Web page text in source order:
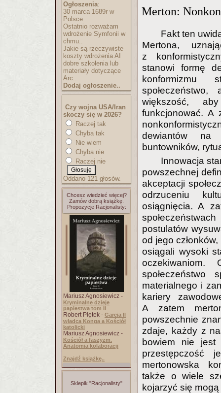
Ogłoszenia:
30 marca 1689r w
Polsce
Ostatnio rozważam
wdrożenie Symfonii w
chmu..
Jakie są rzeczywiste
koszty wdrożenia AI
dobre szkolenia lub
materiały dotyczące
Arc..
Dodaj ogłoszenie..
Czy wojna USA/Iran
skoczy się w 2026?
Raczej tak
Chyba tak
Nie wiem
Chyba nie
Raczej nie
Oddano 121 głosów.
Chcesz wiedzieć więcej?
Zamów dobrą książkę.
Propozycje Racjonalisty:
Mariusz Agnosiewicz -
Kryminalne dzieje
papiestwa tom II
Robert Piętek - Garcia II
władca Konga a Kościół
katolicki
Mariusz Agnosiewicz -
Kościół a faszyzm.
Anatomia kolaboracji
Znajdź książkę..
Sklepik "Racjonalisty"
Merton:
Fakt ten
Mertona,
z
stanowi formę
konformizmu
większość,
funkcjonować. A
dewiantów na
buntowników,
Innowacja
powszechnej
akceptacji
odrzuceniu
osiągnięcia. A
postulatów
od jego
osiągali wysoki
społeczeństwo
materialnego i
kariery
A zatem
powszechnie
zdaje, każdy z
bowiem nie jest
przestępczość
mertonowska
także o wiele
kojarzyć się